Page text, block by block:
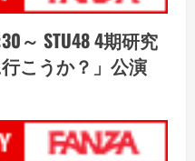
～ STU48 4期研究
こうか？」公演